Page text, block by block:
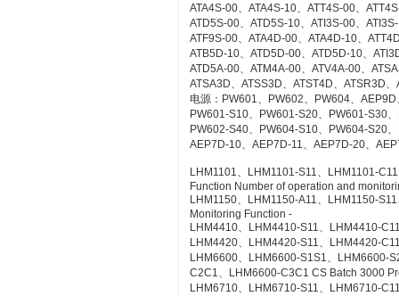
ATA4S-00、ATA4S-10、ATT4S-00、
ATD5S-00、ATD5S-10、ATI3S-00、
ATF9S-00、ATA4D-00、ATA4D-10、
ATB5D-10、ATD5D-00、ATD5D-10、
ATD5A-00、ATM4A-00、ATV4A-00、
ATSA3D、ATSS3D、ATST4D、ATSR3D
电源：PW601、PW602、PW604、
PW601-S10、PW601-S20、PW601-S30
PW602-S40、PW604-S10、PW604-S20
AEP7D-10、AEP7D-11、AEP7D-20、
LHM1101、LHM1101-S11、LHM1101-
Function Number of operation and
LHM1150、LHM1150-A11、LHM1150-
Monitoring Function -
LHM4410、LHM4410-S11、LHM4410-
LHM4420、LHM4420-S11、LHM4420-
LHM6600、LHM6600-S1S1、LHM6600-
C2C1、LHM6600-C3C1 CS Batch 3000
LHM6710、LHM6710-S11、LHM6710-